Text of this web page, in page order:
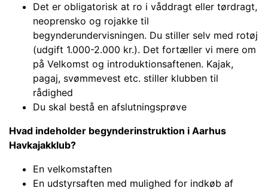
Det er obligatorisk at ro i våddragt eller tørdragt,
neoprensko og rojakke til
begynderundervisningen. Du stiller selv med rotøj
(udgift 1.000-2.000 kr.). Det fortæller vi mere om
på Velkomst og introduktionsaftenen. Kajak,
pagaj, svømmevest etc. stiller klubben til
rådighed
Du skal bestå en afslutningsprøve
Hvad indeholder begynderinstruktion i Aarhus
Havkajakklub?
En velkomstaften
En udstyrsaften med mulighed for indkøb af